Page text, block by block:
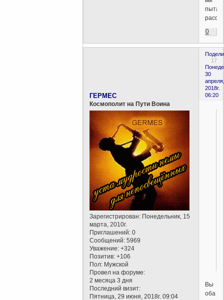
0
17
30
апреля,
2018г.
06:20
ГЕРМЕС
Космополит на Пути Воина
Зарегистрирован: Понедельник, 15
марта, 2010г.
Приглашений: 0
Сообщений: 5969
Уважение: +324
Позитив: +106
Пол: Мужской
Провел на форуме:
2 месяца 3 дня
Последний визит:
Пятница, 29 июня, 2018г. 09:04
Вы
оба